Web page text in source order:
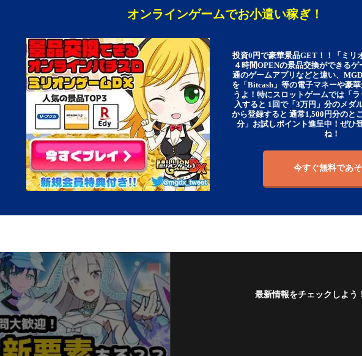
オンラインゲームでお小遣い稼ぎ！
投資0円で豪華景品GET！！「ミリ
４時間OPENの景品交換ができる
通のゲームアプリなどと違い、
を「Bitcash」等の電子マネーや豪
うよ！特にスロットゲームでは「
入すると 1回で「3万円」分のメダ
から登録すると 通常1,500円分のと
分」お試しポイント進呈中！ぜひ
ね！
今すぐ無料であ
最新情報をチェックしよう